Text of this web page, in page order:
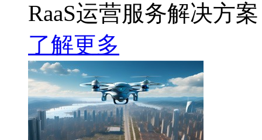
RaaS运营服务解决方案
了解更多